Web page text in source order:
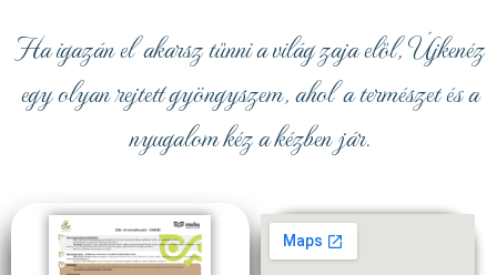
Ha igazán el akarsz tűnni a világ zaja elől,Újkenéz
egy olyan rejtett gyöngyszem, ahol a természet és a
nyugalom kéz a kézben jár.